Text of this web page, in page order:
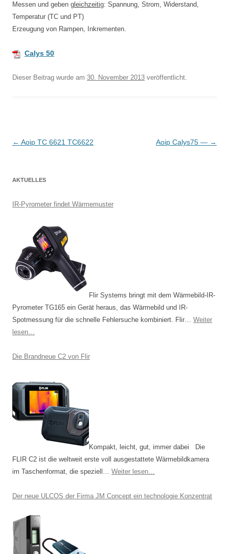
Messen und geben gleichzeitig: Spannung, Strom, Widerstand,
Temperatur (TC und PT)
Erzeugung von Rampen, Inkrementen.
Calys 50
Dieser Beitrag wurde am 30. November 2013 veröffentlicht.
B
r
N
g
t
o
← Aoip TC 6621 TC6622 Aoip Calys75 — →
AKTUELLES
IR-Pyrometer findet Wärmemuster
Flir Systems bringt mit dem Wärmebild-IR-
Pyrometer TG165 ein Gerät heraus, das Wärmebild und IR-
Spotmessung für die schnelle Fehlersuche kombiniert. Flir… Weiter
lesen…
Die Brandneue C2 von Flir
Kompakt, leicht, gut, immer dabei Die
FLIR C2 ist die weltweit erste voll ausgestattete Wärmebildkamera
im Taschenformat, die speziell… Weiter lesen…
Der neue ULCOS der Firma JM Concept ein technologie Konzentrat